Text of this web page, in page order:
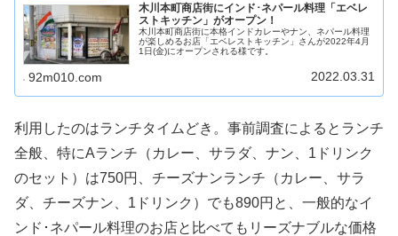
木川本町商店街にインド･ネパール料理「エベレ
ストキッチン」がオープン！
木川本町商店街に本格インドカレーやナン、ネパール料理
が楽しめるお店「エベレストキッチン」さんが2022年4月
1日(金)にオープンされる様です。
92m010.com 2022.03.31
利用したのはランチタイムどき。事前調査によるとランチ
全般、特にAランチ（カレー、サラダ、ナン、1ドリンク
のセット）は750円、チーズナンランチ（カレー、サラ
ダ、チーズナン、1ドリンク）でも890円と、一般的なイ
ンド･ネパール料理のお店と比べてもリーズナブルな価格